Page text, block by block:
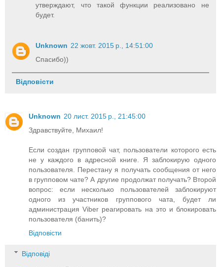
утверждают, что такой функции реализовано не
будет.
Unknown 22 жовт. 2015 р., 14:51:00
Спасибо))
Відповісти
Unknown 20 лист. 2015 р., 21:45:00
Здравствуйте, Михаил!
Если создан групповой чат, пользователи которого есть
не у каждого в адресной книге. Я заблокирую одного
пользователя. Перестану я получать сообщения от него
в групповом чате? А другие продолжат получать? Второй
вопрос: если несколько пользователей заблокируют
одного из участников группового чата, будет ли
администрация Viber реагировать на это и блокировать
пользователя (банить)?
Відповісти
Відповіді